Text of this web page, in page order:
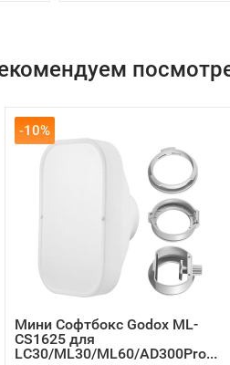
-10%
Мини Софтбокс Godox ML-
CS1625 для
LC30/ML30/ML60/AD300Pro...